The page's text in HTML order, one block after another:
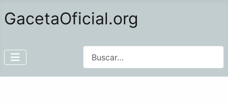
GacetaOficial.org